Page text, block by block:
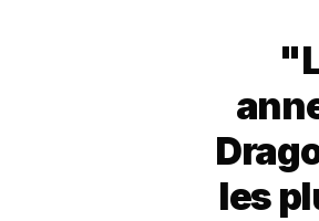
les